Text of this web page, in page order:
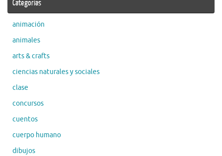
Categorías
animación
animales
arts & crafts
ciencias naturales y sociales
clase
concursos
cuentos
cuerpo humano
dibujos